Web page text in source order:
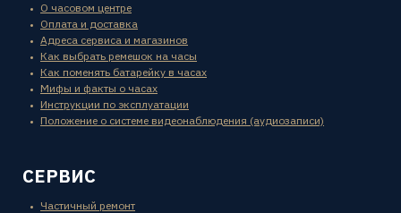
О часовом центре
Оплата и доставка
Адреса сервиса и магазинов
Как выбрать ремешок на часы
Как поменять батарейку в часах
Мифы и факты о часах
Инструкции по эксплуатации
Положение о системе видеонаблюдения (аудиозаписи)
СЕРВИС
Частичный ремонт